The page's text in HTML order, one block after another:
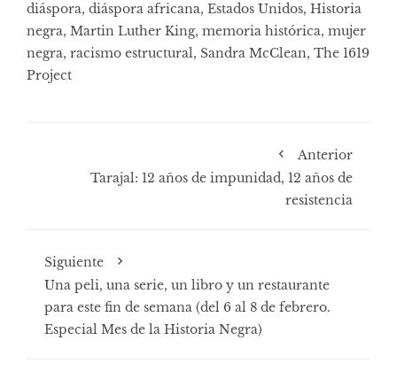
diáspora, diáspora africana, Estados Unidos, Historia
negra, Martin Luther King, memoria histórica, mujer
negra, racismo estructural, Sandra McClean, The 1619
Project
Anterior
Tarajal: 12 años de impunidad, 12 años de
resistencia
Siguiente
Una peli, una serie, un libro y un restaurante
para este fin de semana (del 6 al 8 de febrero.
Especial Mes de la Historia Negra)